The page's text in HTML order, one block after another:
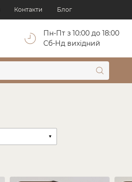
Контакти Блог
Пн-Пт з 10:00 до 18:00
Cб-Нд вихідний